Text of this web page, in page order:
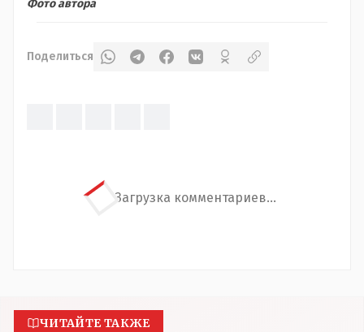
Фото автора
Поделиться
Загрузка комментариев...
ЧИТАЙТЕ ТАКЖЕ